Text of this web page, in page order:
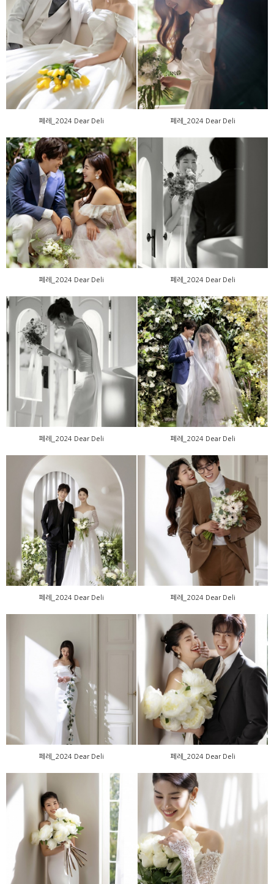
페레_2024 Dear Deli
페레_2024 Dear Deli
페레_2024 Dear Deli
페레_2024 Dear Deli
페레_2024 Dear Deli
페레_2024 Dear Deli
페레_2024 Dear Deli
페레_2024 Dear Deli
페레_2024 Dear Deli
페레_2024 Dear Deli
페레_2024 Dear Deli
페레_2024 Dear Deli
페레_2024 Dear Deli
페레_2024 Dear Deli
페레_2024 Dear Deli
페레_2024 Dear Deli
페레_2024 Dear Deli
페레_2024 Dear Deli
페레_2024 Dear Deli
페레_2024 Dear Deli
페레_2024 Dear Deli 페레_2024 Dear Deli